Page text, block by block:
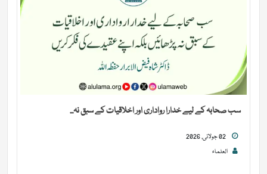
سب صحابہ کے لیے خدارا رواداری اور اخلاقیات کے سبق نہ...
العلماء